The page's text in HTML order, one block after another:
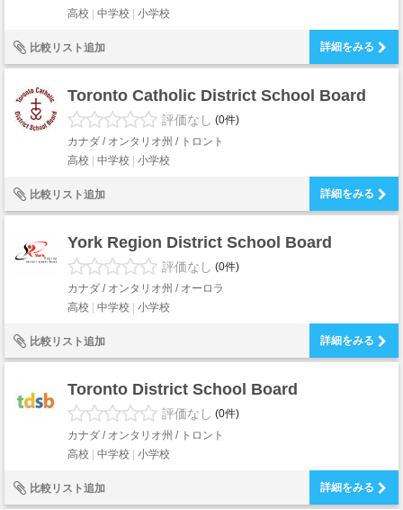
高校
中学校 小学校
比較リスト追加 詳細をみる
Toronto Catholic District School Board
評価なし (0件)
カナダ / オンタリオ州 / トロント
高校
中学校 小学校
比較リスト追加 詳細をみる
York Region District School Board
評価なし (0件)
カナダ / オンタリオ州 / オーロラ
高校
中学校 小学校
比較リスト追加 詳細をみる
Toronto District School Board
評価なし (0件)
カナダ / オンタリオ州 / トロント
高校
中学校 小学校
比較リスト追加 詳細をみる